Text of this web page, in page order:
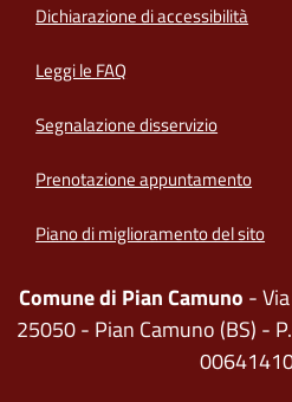
Dichiarazione di accessibilità
Leggi le FAQ
Segnalazione disservizio
Prenotazione appuntamento
Piano di miglioramento del sito
Comune di Pian Camuno -
25050 - Pian Camuno (BS) -